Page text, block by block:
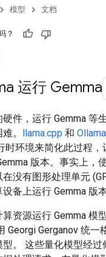
模型 文档
？
运行 Gemma
件，运行 Gemma 等
。 llama.cpp 和 Ollama
时环境来简化此过程，
版本。事实上，
没有图形处理单元
备上运行 Gemma 版本
资源运行 Gemma 模
Georgi Gerganov 统一
。 这些量化模型经过